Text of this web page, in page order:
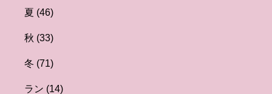
夏 (46)
秋 (33)
冬 (71)
ラン (14)